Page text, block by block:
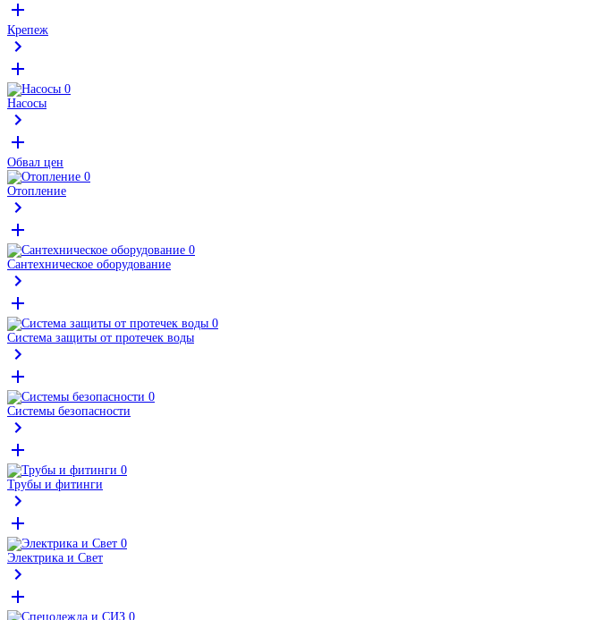
Крепеж
Насосы
Обвал цен
Отопление
Сантехническое оборудование
Система защиты от протечек воды
Системы безопасности
Трубы и фитинги
Электрика и Свет